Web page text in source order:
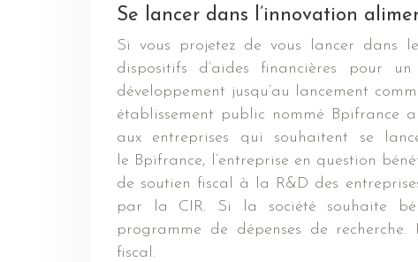
Se lancer dans l’innovation
Si vous projetez de vous lancer dans
dispositifs d’aides financières pour
développement jusqu’au lancement
établissement public nommé Bpifrance
aux entreprises qui souhaitent se
le Bpifrance, l’entreprise en question
de soutien fiscal à la R&D des
par la CIR. Si la société souhaite
programme de dépenses de
fiscal.